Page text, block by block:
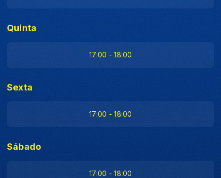
Quinta
17:00 - 18:00
Sexta
17:00 - 18:00
Sábado
17:00 - 18:00